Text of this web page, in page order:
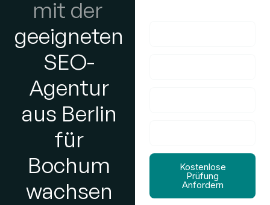
mit der
geeigneten
SEO-
Agentur
aus Berlin
für
Bochum
wachsen
Kostenlose
Prüfung
Anfordern